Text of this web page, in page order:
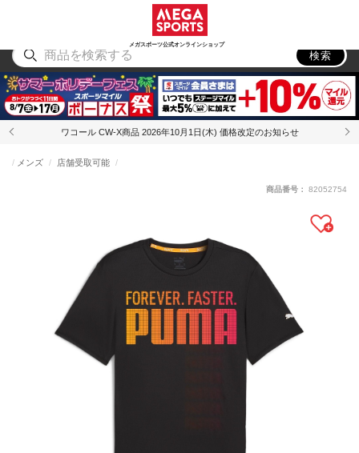
メガスポーツ公式オンラインショップ
アウトドア
検索
ワコール CW-X商品 2026年10月1日(木) 価格改定のお知らせ
メンズ 店舗受取可能
商品番号： 82052754